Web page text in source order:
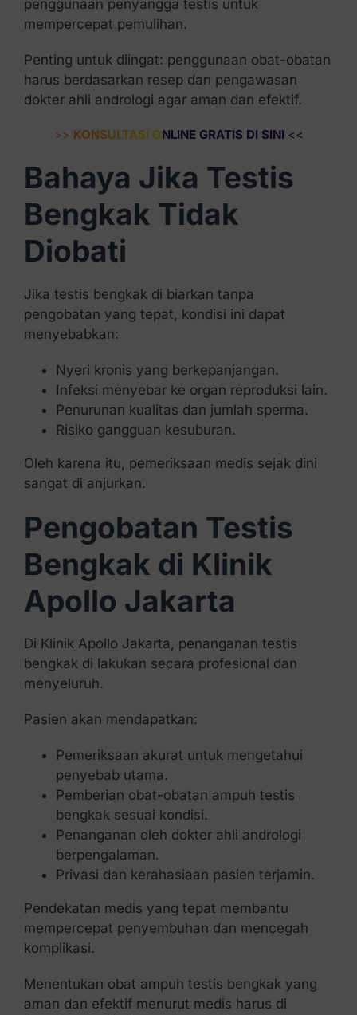
penggunaan penyangga testis untuk
mempercepat pemulihan.
Penting untuk diingat: penggunaan obat-obatan
harus berdasarkan resep dan pengawasan
dokter ahli andrologi agar aman dan efektif.
>> KONSULTASI ONLINE GRATIS DI SINI <<
Bahaya Jika Testis
Bengkak Tidak
Diobati
Jika testis bengkak di biarkan tanpa
pengobatan yang tepat, kondisi ini dapat
menyebabkan:
Nyeri kronis yang berkepanjangan.
Infeksi menyebar ke organ reproduksi lain.
Penurunan kualitas dan jumlah sperma.
Risiko gangguan kesuburan.
Oleh karena itu, pemeriksaan medis sejak dini
sangat di anjurkan.
Pengobatan Testis
Bengkak di Klinik
Apollo Jakarta
Di Klinik Apollo Jakarta, penanganan testis
bengkak di lakukan secara profesional dan
menyeluruh.
Pasien akan mendapatkan:
Pemeriksaan akurat untuk mengetahui
penyebab utama.
Pemberian obat-obatan ampuh testis
bengkak sesuai kondisi.
Penanganan oleh dokter ahli andrologi
berpengalaman.
Privasi dan kerahasiaan pasien terjamin.
Pendekatan medis yang tepat membantu
mempercepat penyembuhan dan mencegah
komplikasi.
Menentukan obat ampuh testis bengkak yang
aman dan efektif menurut medis harus di